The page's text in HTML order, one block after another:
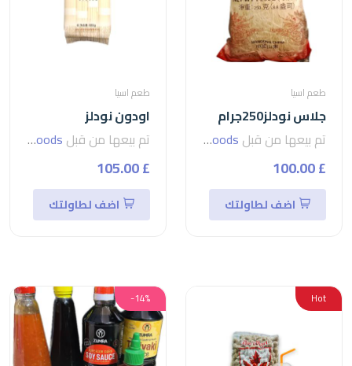
طعم اسيا
جلاس نودلز250جرام
تم بيعها من قبل seven foods
£ 100.00
اضف لطاولتك
طعم اسيا
اودون نودلز
تم بيعها من قبل seven foods
£ 105.00
اضف لطاولتك
Hot
-14%